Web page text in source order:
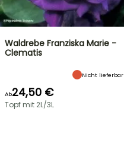
Waldrebe Franziska Marie -
Clematis
Nicht lieferbar
Ab24,50 €
Topf mit 2L/3L